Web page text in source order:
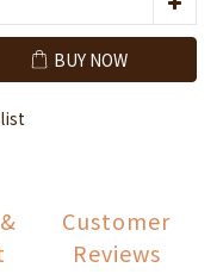
BUY NOW
Customer
Reviews